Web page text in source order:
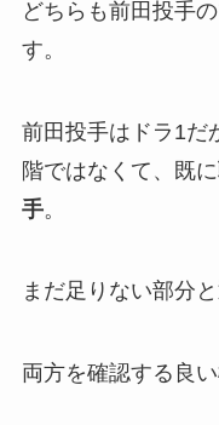
どちらも前田投手
す。
前田投手はドラ1だ
階ではなくて、既に
手。
まだ足りない部分
両方を確認する良